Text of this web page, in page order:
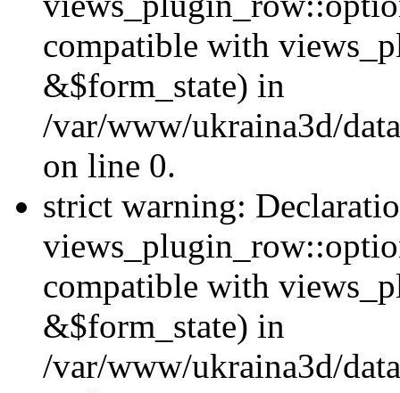
compatible with
&$form_state) in
/var/www/ukraina3d/
on line 0.
strict warning:
compatible with
&$form_state) in
/var/www/ukraina3d/